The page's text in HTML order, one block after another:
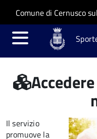
Salta al
Skip to site
Comune di Cernusco
Il servizio
promuove la